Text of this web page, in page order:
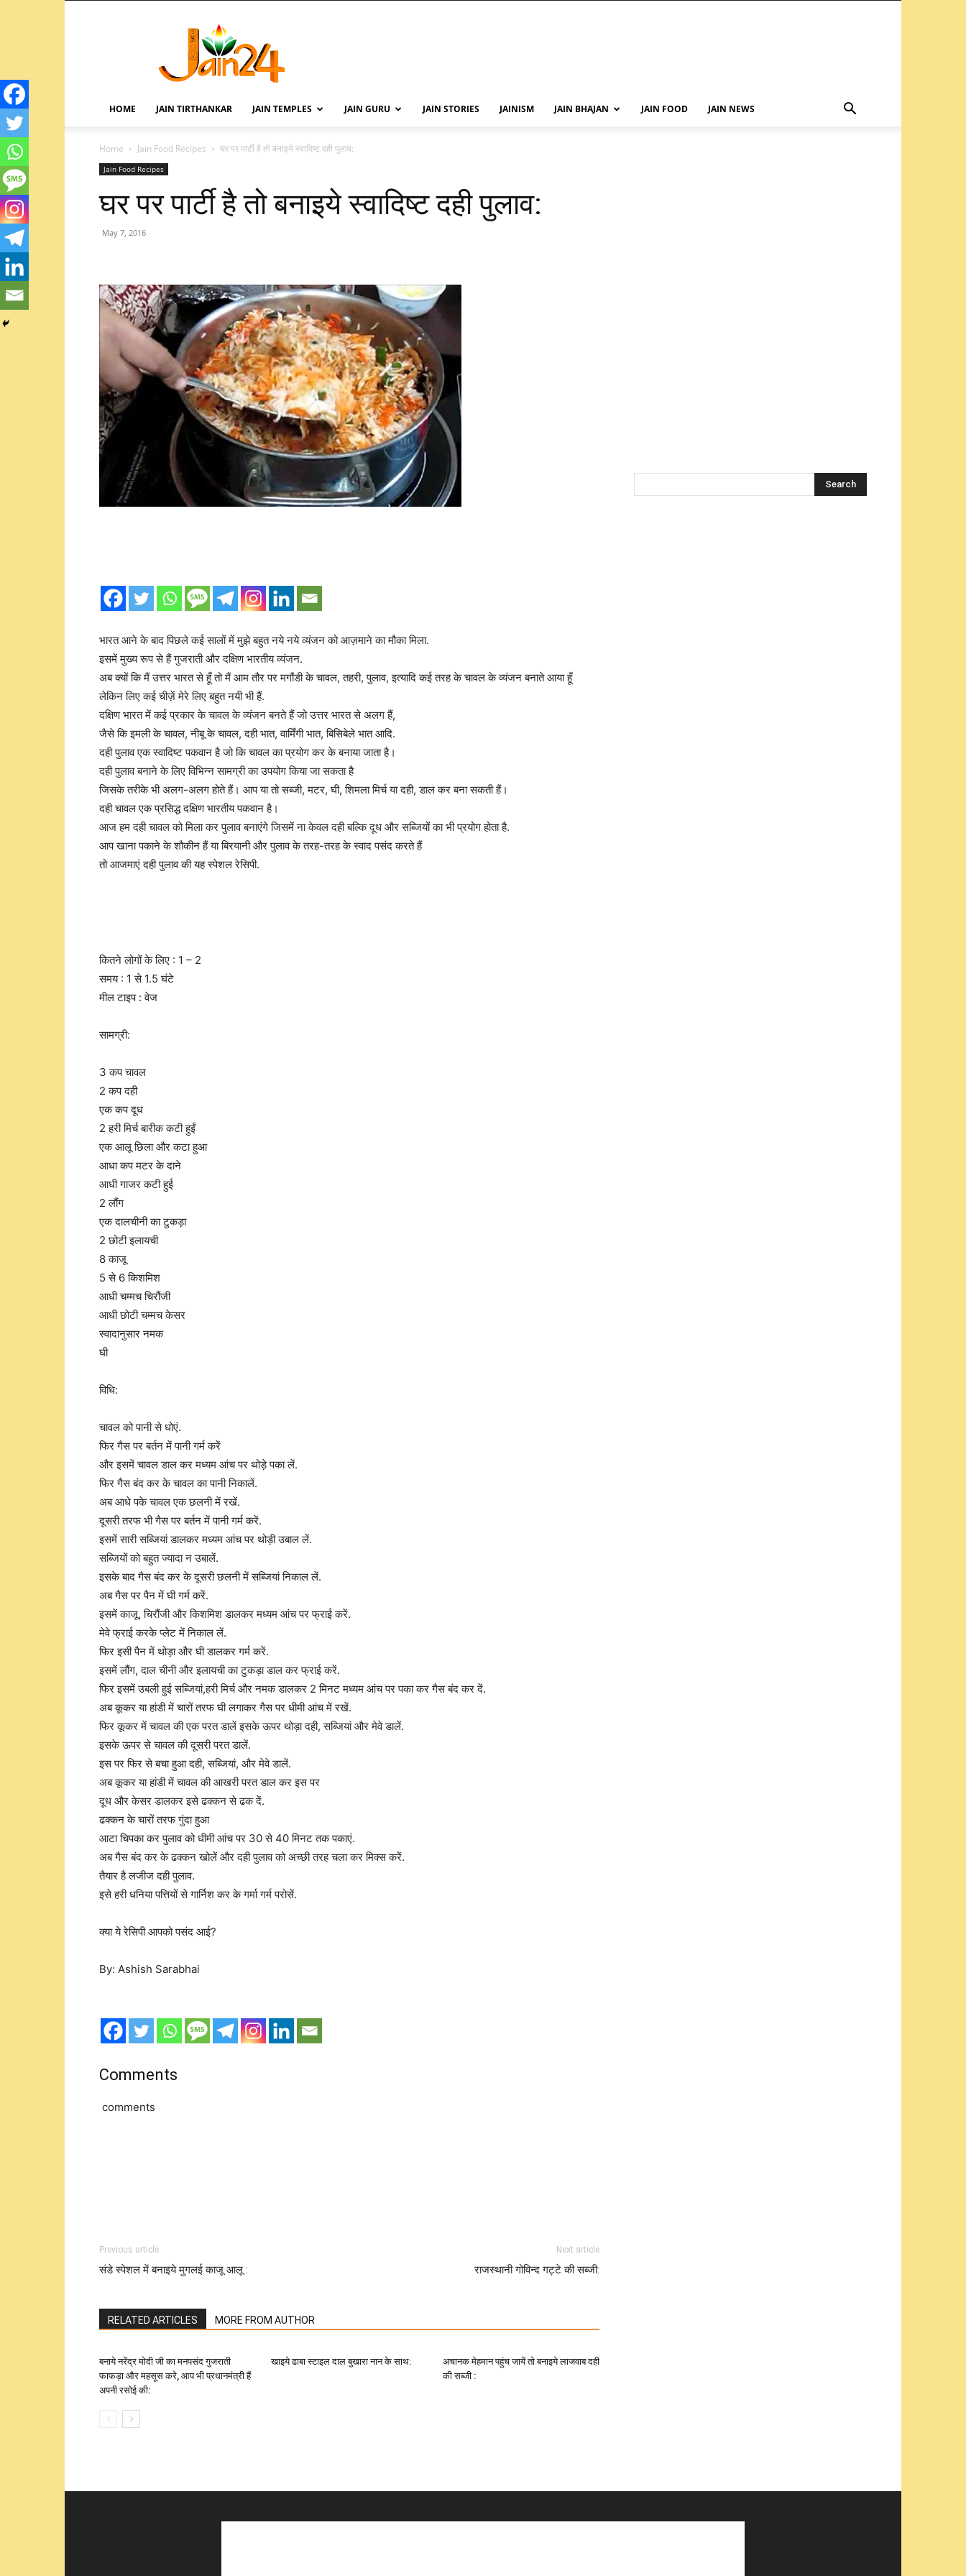
HOME JAIN TIRTHANKAR JAIN TEMPLES JAIN GURU JAIN STORIES JAINISM JAIN BHAJAN JAIN FOOD JAIN NEWS
Home Jain Food Recipes घर पर पार्टी है तो बनाइये स्वादिष्ट दही पुलाव:
Jain Food Recipes
घर पर पार्टी है तो बनाइये स्वादिष्ट दही पुलाव:
May 7, 2016
भारत आने के बाद पिछले कई सालों में मुझे बहुत नये नये व्यंजन को आज़माने का मौका मिला.
इसमें मुख्य रूप से हैं गुजराती और दक्षिण भारतीय व्यंजन.
अब क्यों कि मैं उत्तर भारत से हूँ तो मैं आम तौर पर मगौंडी के चावल, तहरी, पुलाव, इत्यादि कई तरह के चावल के व्यंजन बनाते आया हूँ
लेकिन लिए कई चीज़ें मेरे लिए बहुत नयी भी हैं.
दक्षिण भारत में कई प्रकार के चावल के व्यंजन बनते हैं जो उत्तर भारत से अलग हैं,
जैसे कि इमली के चावल, नीबू के चावल, दही भात, वामिँगी भात, बिसिबेले भात आदि.
दही पुलाव एक स्वादिष्ट पकवान है जो कि चावल का प्रयोग कर के बनाया जाता है।
दही पुलाव बनाने के लिए विभिन्न सामग्री का उपयोग किया जा सकता है
जिसके तरीके भी अलग-अलग होते हैं। आप या तो सब्जी, मटर, घी, शिमला मिर्च या दही, डाल कर बना सकती हैं।
दही चावल एक प्रसिद्ध दक्षिण भारतीय पकवान है।
आज हम दही चावल को मिला कर पुलाव बनाएंगे जिसमें ना केवल दही बल्कि दूध और सब्जियों का भी प्रयोग होता है.
आप खाना पकाने के शौकीन हैं या बिरयानी और पुलाव के तरह-तरह के स्वाद पसंद करते हैं
तो आजमाएं दही पुलाव की यह स्पेशल रेसिपी.
कितने लोगों के लिए : 1 – 2
समय : 1 से 1.5 घंटे
मील टाइप : वेज
सामग्री:
3 कप चावल
2 कप दही
एक कप दूध
2 हरी मिर्च बारीक कटी हुईं
एक आलू छिला और कटा हुआ
आधा कप मटर के दाने
आधी गाजर कटी हुई
2 लौंग
एक दालचीनी का टुकड़ा
2 छोटी इलायची
8 काजू
5 से 6 किशमिश
आधी चम्मच चिरौंजी
आधी छोटी चम्मच केसर
स्वादानुसार नमक
घी
विधि:
चावल को पानी से धोएं.
फिर गैस पर बर्तन में पानी गर्म करें
और इसमें चावल डाल कर मध्यम आंच पर थोड़े पका लें.
फिर गैस बंद कर के चावल का पानी निकालें.
अब आधे पके चावल एक छलनी में रखें.
दूसरी तरफ भी गैस पर बर्तन में पानी गर्म करें.
इसमें सारी सब्जियां डालकर मध्यम आंच पर थोड़ी उबाल लें.
सब्जियों को बहुत ज्यादा न उबालें.
इसके बाद गैस बंद कर के दूसरी छलनी में सब्जियां निकाल लें.
अब गैस पर पैन में घी गर्म करें.
इसमें काजू, चिरौंजी और किशमिश डालकर मध्यम आंच पर फ्राई करें.
मेवे फ्राई करके प्लेट में निकाल लें.
फिर इसी पैन में थोड़ा और घी डालकर गर्म करें.
इसमें लौंग, दाल चीनी और इलायची का टुकड़ा डाल कर फ्राई करें.
फिर इसमें उबली हुई सब्जियां,हरी मिर्च और नमक डालकर 2 मिनट मध्यम आंच पर पका कर गैस बंद कर दें.
अब कूकर या हांडी में चारों तरफ घी लगाकर गैस पर धीमी आंच में रखें.
फिर कूकर में चावल की एक परत डालें इसके ऊपर थोड़ा दही, सब्जियां और मेवे डालें.
इसके ऊपर से चावल की दूसरी परत डालें.
इस पर फिर से बचा हुआ दही, सब्जियां, और मेवे डालें.
अब कूकर या हांडी में चावल की आखरी परत डाल कर इस पर
दूध और केसर डालकर इसे ढक्कन से ढक दें.
ढक्कन के चारों तरफ गुंदा हुआ
आटा चिपका कर पुलाव को धीमी आंच पर 30 से 40 मिनट तक पकाएं.
अब गैस बंद कर के ढक्कन खोलें और दही पुलाव को अच्छी तरह चला कर मिक्स करें.
तैयार है लजीज दही पुलाव.
इसे हरी धनिया पत्तियों से गार्निश कर के गर्मा गर्म परोसें.
क्या ये रेसिपी आपको पसंद आई?
By: Ashish Sarabhai
Comments
comments
Previous article
संडे स्पेशल में बनाइये मुगलई काजू आलू :
Next article
राजस्थानी गोविन्द गट्टे की सब्जी:
RELATED ARTICLES MORE FROM AUTHOR
बनाये नरेंद्र मोदी जी का मनपसंद गुजराती
फाफड़ा और महसूस करे, आप भी प्रधानमंत्री हैं
अपनी रसोई की:
खाइये ढाबा स्टाइल दाल बुखारा नान के साथ:
अचानक मेहमान पहुंच जायें तो बनाइये लाजवाब दही
की सब्जी :